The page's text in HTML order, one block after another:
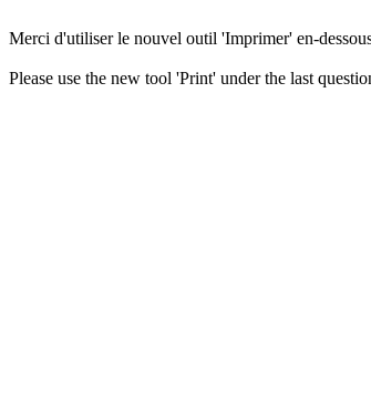
Merci d'utiliser le nouvel outil 'Imprimer' en-
Please use the new tool 'Print' under the last